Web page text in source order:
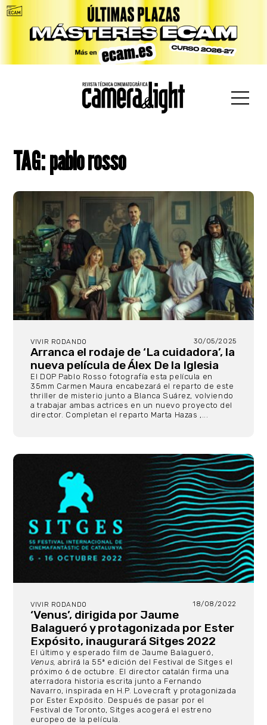
TAG: pablo rosso
VIVIR RODANDO 30/05/2025
Arranca el rodaje de ‘La cuidadora’, la
nueva película de Álex De la Iglesia
El DOP Pablo Rosso fotografía esta película en
35mm Carmen Maura encabezará el reparto de este
thriller de misterio junto a Blanca Suárez, volviendo
a trabajar ambas actrices en un nuevo proyecto del
director. Completan el reparto Marta Hazas ,...
VIVIR RODANDO 18/08/2022
‘Venus’, dirigida por Jaume
Balagueró y protagonizada por Ester
Expósito, inaugurará Sitges 2022
El último y esperado film de Jaume Balagueró,
Venus, abrirá la 55ª edición del Festival de Sitges el
próximo 6 de octubre. El director catalán firma una
aterradora historia escrita junto a Fernando
Navarro, inspirada en H.P. Lovecraft y protagonizada
por Ester Expósito. Después de pasar por el
Festival de Toronto, Sitges acogerá el estreno
europeo de la película.